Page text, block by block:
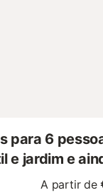
para 6
e jardim e
A partir de